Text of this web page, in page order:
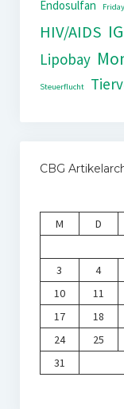
Endosulfan
HIV/AIDS
Lipobay
Steuerflucht
CBG
M
D
3
4
10
11
17
18
24
25
31